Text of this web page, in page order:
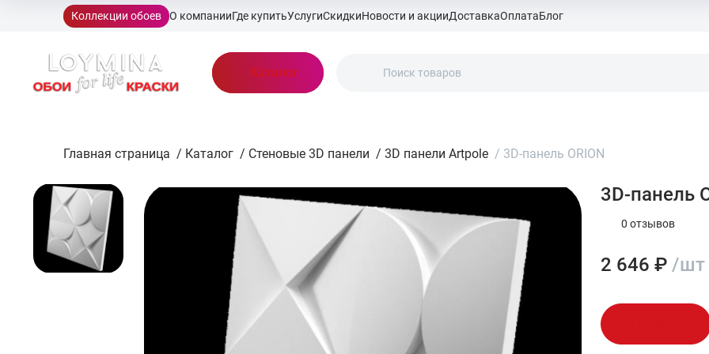
Коллекции обоев О компанииГде купитьУслугиСкидкиНовости и акцииДоставкаОплатаБлог
Каталог
Главная страница / Каталог / Стеновые 3D панели / 3D панели Artpole / 3D-панель ORION
3D-панель
0 отзывов
2 646 ₽ /шт